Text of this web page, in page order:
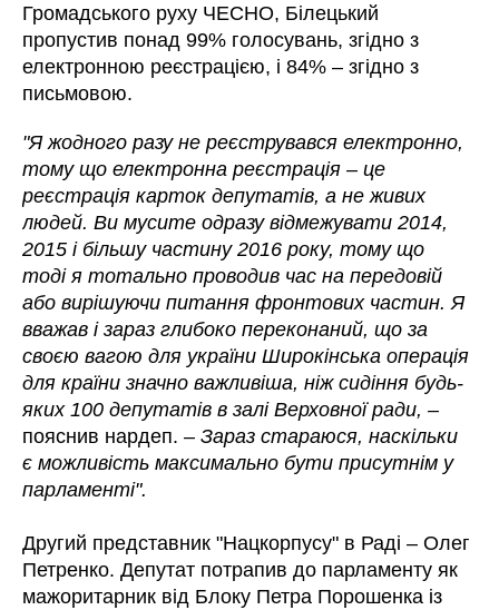
Громадського руху ЧЕСНО, Білецький
пропустив понад 99% голосувань, згідно з
електронною реєстрацією, і 84% – згідно з
письмовою.
"Я жодного разу не реєструвався електронно,
тому що електронна реєстрація – це
реєстрація карток депутатів, а не живих
людей. Ви мусите одразу відмежувати 2014,
2015 і більшу частину 2016 року, тому що
тоді я тотально проводив час на передовій
або вирішуючи питання фронтових частин. Я
вважав і зараз глибоко переконаний, що за
своєю вагою для україни Широкінська операція
для країни значно важливіша, ніж сидіння будь-
яких 100 депутатів в залі Верховної ради, –
пояснив нардеп. –Зараз стараюся, наскільки
є можливість максимально бути присутнім у
парламенті".
Другий представник "Нацкорпусу" в Раді – Олег
Петренко. Депутат потрапив до парламенту як
мажоритарник від Блоку Петра Порошенка із